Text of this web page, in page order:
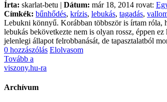
Írta: skarlat-betu | Dátum: már 18, 2014 rovat:
Címkék: bűnhődés, krízis, lebukás, tagadás,
Lebukni könnyű. Korábban többször is írtam róla,
lebukás bekövetkezte nem is olyan rossz, éppen
jelenlegi állapot felrobbanását, de tapasztalatból
0 hozzászólás Elolvasom
Tovább a
viszony.hu-ra
Archívum